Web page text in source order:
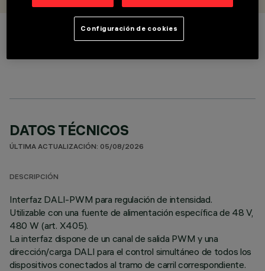
DATOS TÉCNICOS
ÚLTIMA ACTUALIZACIÓN: 05/08/2026
DESCRIPCIÓN
Interfaz DALI-PWM para regulación de intensidad.
Utilizable con una fuente de alimentación específica de 48 V,
480 W (art. X405).
La interfaz dispone de un canal de salida PWM y una
dirección/carga DALI para el control simultáneo de todos los
dispositivos conectados al tramo de carril correspondiente.
Configuración de cookies